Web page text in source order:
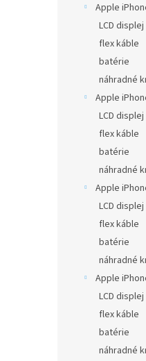
Apple
LCD displej
flex káble
batérie
náhradné
Apple
LCD displej
flex káble
batérie
náhradné
Apple
LCD displej
flex káble
batérie
náhradné
Apple
LCD displej
flex káble
batérie
náhradné